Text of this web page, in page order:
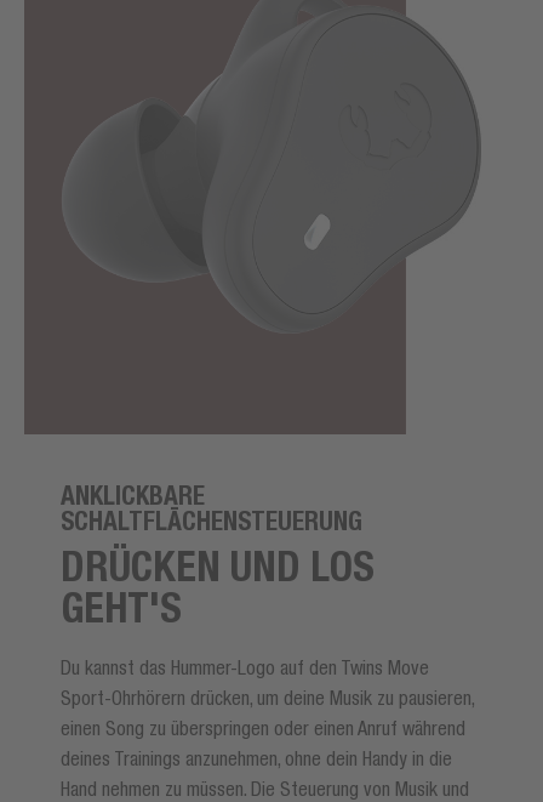
ANKLICKBARE
SCHALTFLÄCHENSTEUERUNG
DRÜCKEN UND LOS
GEHT'S
Du kannst das Hummer-Logo auf den Twins Move
Sport-Ohrhörern drücken, um deine Musik zu pausieren,
einen Song zu überspringen oder einen Anruf während
deines Trainings anzunehmen, ohne dein Handy in die
Hand nehmen zu müssen. Die Steuerung von Musik und